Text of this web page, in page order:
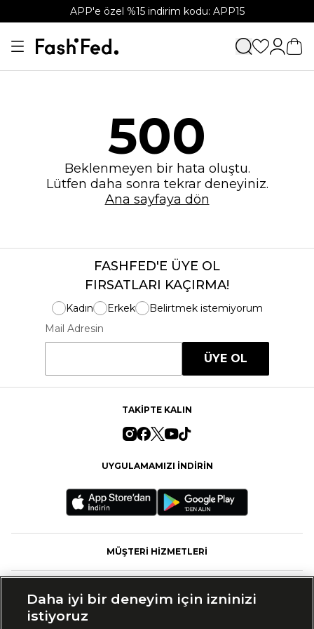
APP'e özel %15 indirim kodu: APP15
500
Beklenmeyen bir hata oluştu.
Lütfen daha sonra tekrar deneyiniz.
Ana sayfaya dön
FASHFED'E ÜYE OL
FIRSATLARI KAÇIRMA!
Kadın Erkek
Belirtmek istemiyorum
Mail Adresin
ÜYE OL
TAKİPTE KALIN
UYGULAMAMIZI İNDİRİN
MÜŞTERİ HİZMETLERİ
Daha iyi bir deneyim için izninizi
istiyoruz